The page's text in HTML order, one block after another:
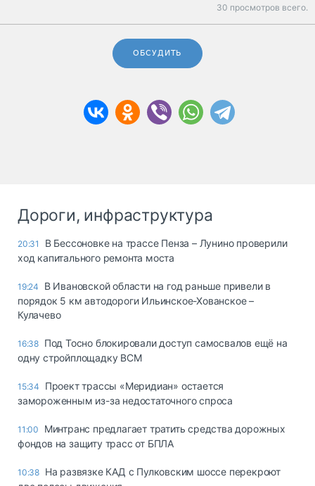
30 просмотров всего.
ОБСУДИТЬ
Дороги, инфраструктура
20:31
В Бессоновке на трассе Пенза – Лунино проверили
ход капитального ремонта моста
19:24
В Ивановской области на год раньше привели в
порядок 5 км автодороги Ильинское-Хованское –
Кулачево
16:38 Под Тосно блокировали доступ самосвалов ещё на
одну стройплощадку ВСМ
15:34
Проект трассы «Меридиан» остается
замороженным из-за недостаточного спроса
11:00
Минтранс предлагает тратить средства дорожных
фондов на защиту трасс от БПЛА
10:38 На развязке КАД с Пулковским шоссе перекроют